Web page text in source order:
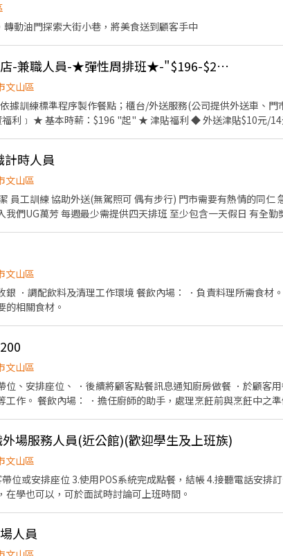
動油門探索大街小巷，將美食送到顧客手中
🍕必勝客🍕文山木新店-兼職人員-★彈性周排班★-"$196-$206"-
文山區
牌禮卷 讓生日更有溫度 你過節我
每年職福會提供你旅遊津貼 好好享受幸福人生 ◎ 詳細工作
計時人員
文山區
照可 偶有步行) 門市需要有熱情的同仁 急需有服務熱忱的夥伴加入 只要您自
認活潑開朗服務好 歡迎加入我們UG萬芳 每週最少需提供四天排班 至少包含一天
文山區
飲內場： ．負責料理所需食材。 ．負責清理工作環境、設備和餐
的相關食材。
文山區
位、安排座位、 ．後續將顧客點餐訊息通知廚房做餐 ．於顧客
工作。 餐飲內場： ．擔任廚師的助手，處理烹飪前與烹飪中之
場服務人員(近公館)(歡迎學生及上班族)
文山區
安排座位 3.使用POS系統完成點餐，結帳 4.接聽電話安排訂位，聯絡事宜
無經驗可，在學也可以，可於面試時討論可上班時間。
人員